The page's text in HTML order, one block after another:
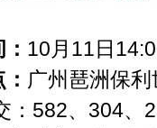
10月11日
广州琶洲保
：582、304、